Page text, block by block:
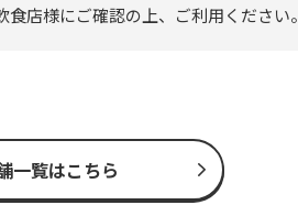
店様にご確認の上、ご利用ください。
一覧はこちら